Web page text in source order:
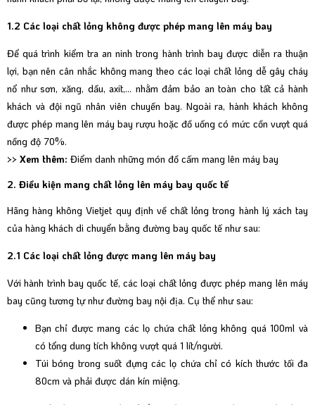
1.2 Các loại chất lỏng không được phép mang lên máy bay
Để quá trình kiểm tra an ninh trong hành trình bay được diễn ra thuận
lợi, bạn nên cân nhắc không mang theo các loại chất lỏng dễ gây cháy
nổ như sơn, xăng, dầu, axit,... nhằm đảm bảo an toàn cho tất cả hành
khách và đội ngũ nhân viên chuyến bay. Ngoài ra, hành khách không
được phép mang lên máy bay rượu hoặc đồ uống có mức cồn vượt quá
nồng độ 70%.
>> Xem thêm: Điểm danh những món đồ cấm mang lên máy bay
2. Điều kiện mang chất lỏng lên máy bay quốc tế
Hãng hàng không Vietjet quy định về chất lỏng trong hành lý xách tay
của hàng khách di chuyển bằng đường bay quốc tế như sau:
2.1 Các loại chất lỏng được mang lên máy bay
Với hành trình bay quốc tế, các loại chất lỏng được phép mang lên máy
bay cũng tương tự như đường bay nội địa. Cụ thể như sau:
Bạn chỉ được mang các lọ chứa chất lỏng không quá 100ml và
có tổng dung tích không vượt quá 1 lít/người.
Túi bóng trong suốt đựng các lọ chứa chỉ có kích thước tối đa
80cm và phải được dán kín miệng.